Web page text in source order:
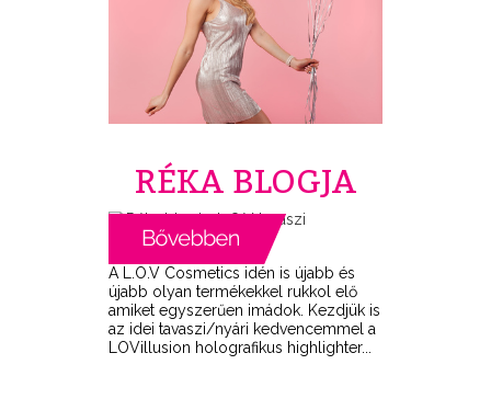
RÉKA BLOGJA
A L.O.V Cosmetics idén is újabb és
újabb olyan termékekkel rukkol elő
amiket egyszerűen imádok. Kezdjük is
az idei tavaszi/nyári kedvencemmel a
LOVillusion holografikus highlighter...